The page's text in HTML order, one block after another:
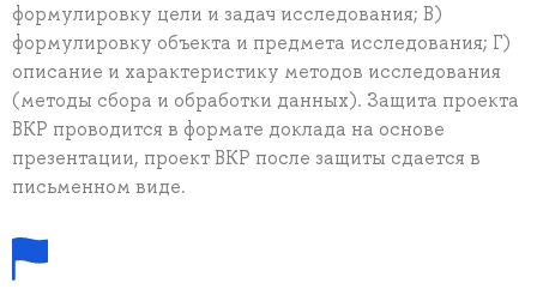
формулировку цели и задач исследования; В)
формулировку объекта и предмета исследования; Г)
описание и характеристику методов исследования
(методы сбора и обработки данных). Защита проекта
ВКР проводится в формате доклада на основе
презентации, проект ВКР после защиты сдается в
письменном виде.